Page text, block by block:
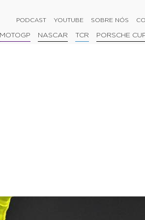
PODCAST YOUTUBE SOBRE NÓS
MOTOGP NASCAR TCR PORSCHE